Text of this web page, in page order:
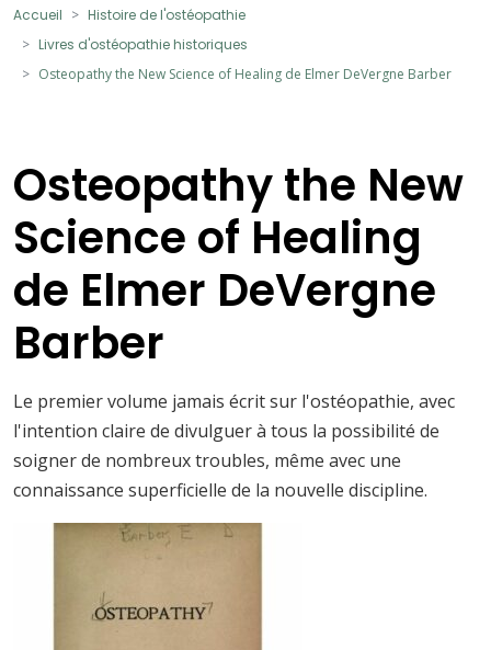
Accueil
Histoire de l'ostéopathie
Livres d'ostéopathie historiques
Osteopathy the New Science of Healing de Elmer DeVergne Barber
Osteopathy the New
Science of Healing
de Elmer DeVergne
Barber
Le premier volume jamais écrit sur l'ostéopathie, avec
l'intention claire de divulguer à tous la possibilité de
soigner de nombreux troubles, même avec une
connaissance superficielle de la nouvelle discipline.